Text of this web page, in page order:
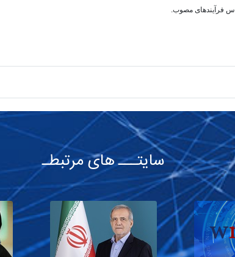
فرآیندهای مصوب.
سایتـــ های مرتبطـ